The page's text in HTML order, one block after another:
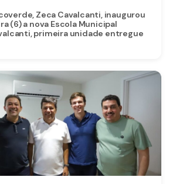
Zeca Cavalcanti, inaugurou
(6) a nova Escola Municipal
primeira unidade entregue